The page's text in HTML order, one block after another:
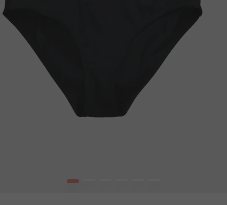
1